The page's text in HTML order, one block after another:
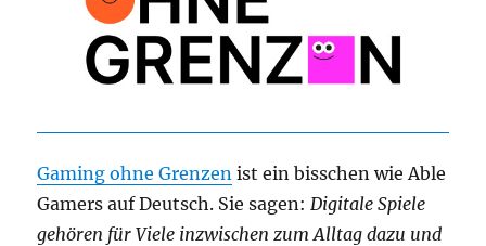
Gaming ohne Grenzen ist ein bisschen wie Able
Gamers auf Deutsch. Sie sagen: Digitale Spiele
gehören für Viele inzwischen zum Alltag dazu und